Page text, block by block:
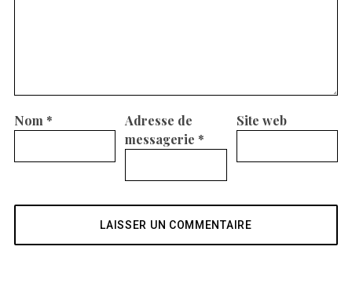
Nom *
Adresse de
messagerie *
Site web